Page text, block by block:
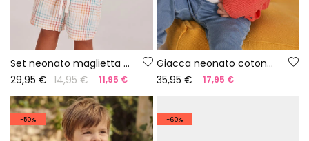
Set neonato maglietta cotone bianco
29,95 € 14,95 € 11,95 €
Giacca neonato cotone arancione
35,95 €
17,95 €
-50% -60%